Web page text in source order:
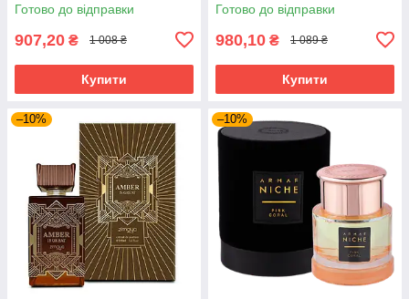
Готово до відправки
907,20 ₴ 1 008 ₴
Купити
Готово до відправки
980,10 ₴ 1 089 ₴
Купити
–10% –10%